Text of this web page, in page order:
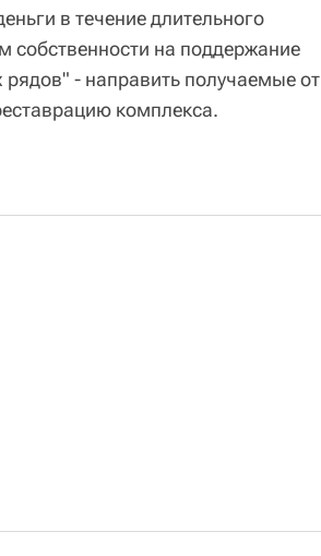
в течение длительного
собственности на поддержание
- направить получаемые от
комплекса.